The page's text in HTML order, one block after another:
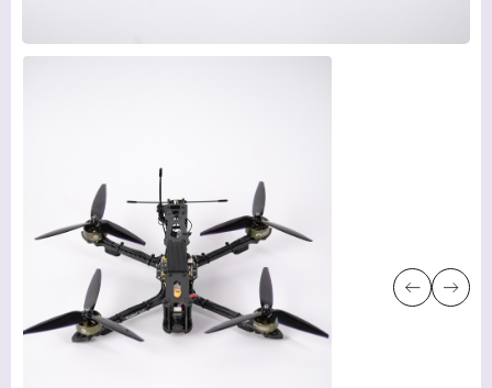
УСЛУГИ
ВАКАНСИИ
МЕРЧ
КОМПАНИИ
О НАС
КОНТАКТЫ